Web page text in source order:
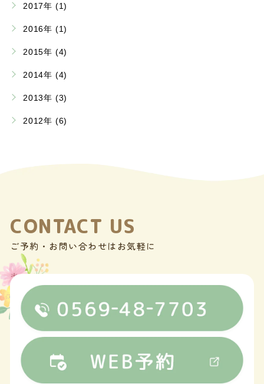
2017年 (1)
2016年 (1)
2015年 (4)
2014年 (4)
2013年 (3)
2012年 (6)
CONTACT US
ご予約・お問い合わせはお気軽に